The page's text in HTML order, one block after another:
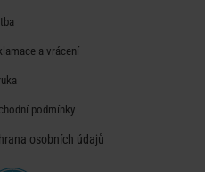
a vrácení
podmínky
osobních údajů